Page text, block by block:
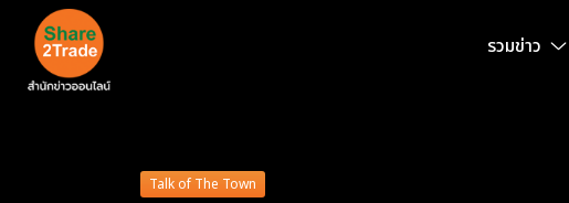
รวมข่าว
Talk of The Town